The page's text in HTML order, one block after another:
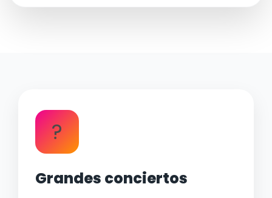
?
Grandes conciertos